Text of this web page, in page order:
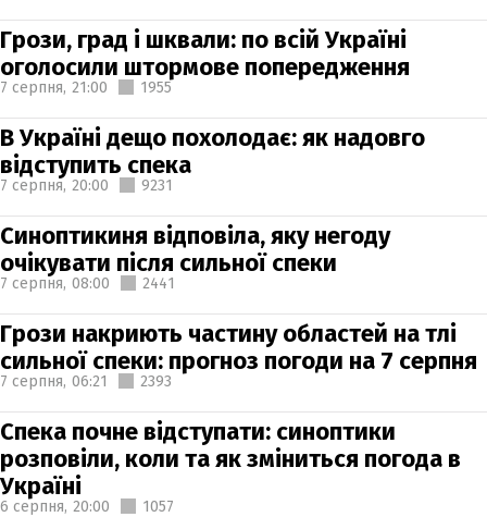
Грози, град і шквали: по всій Україні
оголосили штормове попередження
7 серпня, 21:00 1955
В Україні дещо похолодає: як надовго
відступить спека
7 серпня, 20:00 9231
Синоптикиня відповіла, яку негоду
очікувати після сильної спеки
7 серпня, 08:00 2441
Грози накриють частину областей на тлі
сильної спеки: прогноз погоди на 7 серпня
7 серпня, 06:21 2393
Спека почне відступати: синоптики
розповіли, коли та як зміниться погода в
Україні
6 серпня, 20:00 1057